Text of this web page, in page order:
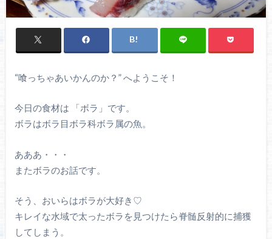
“喰っちゃあいかんのか？” へようこそ！
今日の食材は 「ボラ」です。
ボラはボラ目ボラ科ボラ属の魚。
あああ・・・
またボラのお話です。
そう、おいらはボラが大好き♡
キレイな水域で太ったボラを見つけたら脊髄反射的に捕獲
してしまう。